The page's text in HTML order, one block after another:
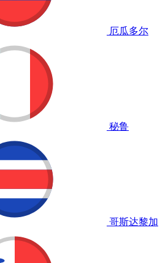
厄瓜多尔
秘鲁
哥斯达黎加